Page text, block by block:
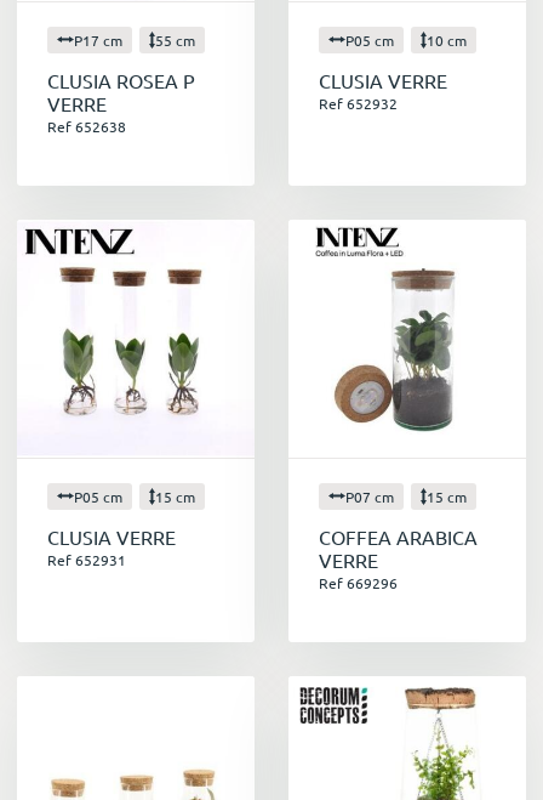
P17 cm 55 cm
CLUSIA ROSEA P
VERRE
Ref 652638
P05 cm 10 cm
CLUSIA VERRE
Ref 652932
P05 cm 15 cm
CLUSIA VERRE
Ref 652931
P07 cm 15 cm
COFFEA ARABICA
VERRE
Ref 669296